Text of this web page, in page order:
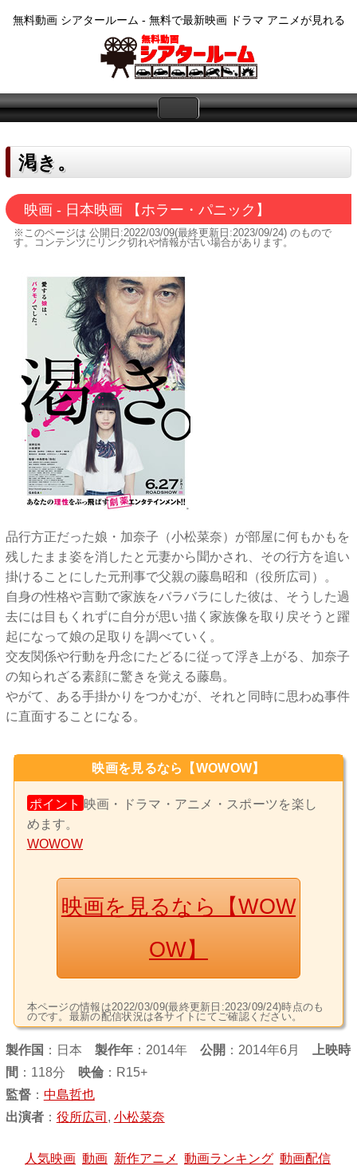
無料動画 シアタールーム - 無料で最新映画 ドラマ アニメが見れる
渇き。
映画 - 日本映画 【ホラー・パニック】
※このページは 公開日:2022/03/09(最終更新日:2023/09/24)のもので
す。コンテンツにリンク切れや情報が古い場合があります。
品行方正だった娘・加奈子（小松菜奈）が部屋に何もかもを
残したまま姿を消したと元妻から聞かされ、その行方を追い
掛けることにした元刑事で父親の藤島昭和（役所広司）。
自身の性格や言動で家族をバラバラにした彼は、そうした過
去には目もくれずに自分が思い描く家族像を取り戻そうと躍
起になって娘の足取りを調べていく。
交友関係や行動を丹念にたどるに従って浮き上がる、加奈子
の知られざる素顔に驚きを覚える藤島。
やがて、ある手掛かりをつかむが、それと同時に思わぬ事件
に直面することになる。
映画を見るなら【WOWOW】
ポイント 映画・ドラマ・アニメ・スポーツを楽し
めます。
WOWOW
映画を見るなら【WOW
OW】
本ページの情報は2022/03/09(最終更新日:2023/09/24)時点のも
のです。最新の配信状況は各サイトにてご確認ください。
製作国 ： 日本 製作年：2014年 公開 ：2014年6月
上映時
間 ：118分 映倫：R15+
監督： 中島哲也
出演者： 役所広司 , 小松菜奈
人気映画 動画 新作アニメ 動画ランキング 動画配信